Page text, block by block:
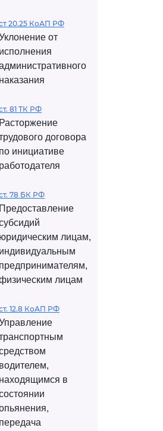
20.25 КоАП РФ
от
исполнения
наказания
81 ТК РФ
Расторжение
договора
по инициативе
работодателя
78 БК РФ
Предоставление
юридическим лицам,
индивидуальным
предпринимателям,
лицам
12.8 КоАП РФ
водителем,
находящимся в
передача